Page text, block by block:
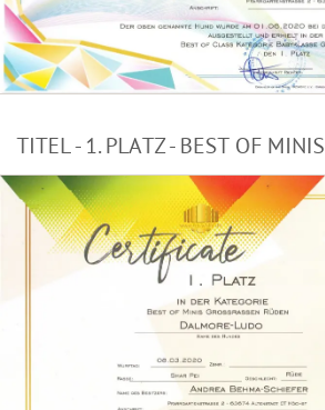
TITEL - 1. PLATZ - BEST OF MINIS